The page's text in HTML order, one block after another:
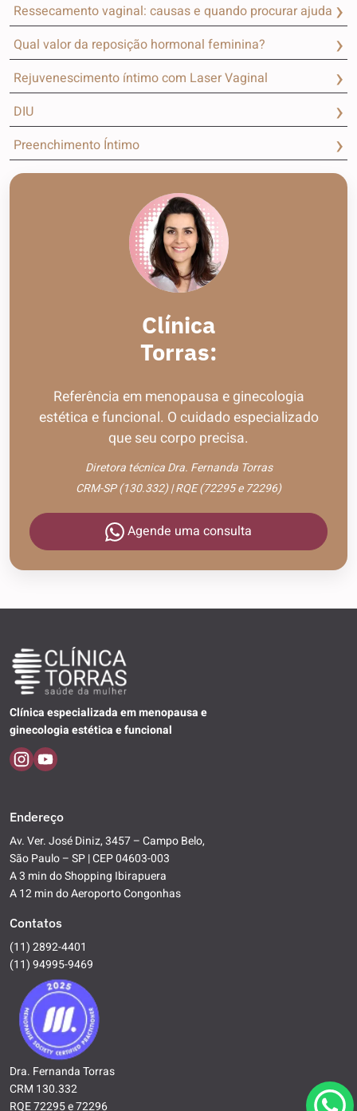
Ressecamento vaginal: causas e quando procurar ajuda
Qual valor da reposição hormonal feminina?
Rejuvenescimento íntimo com Laser Vaginal
DIU
Preenchimento Íntimo
Clínica
Torras:
Referência em menopausa e ginecologia
estética e funcional. O cuidado especializado
que seu corpo precisa.
Diretora técnica Dra. Fernanda Torras
CRM-SP (130.332) | RQE (72295 e 72296)
Agende uma consulta
Clínica especializada em menopausa e
ginecologia estética e funcional
Endereço
Av. Ver. José Diniz, 3457 – Campo Belo,
São Paulo – SP | CEP 04603-003
A 3 min do Shopping Ibirapuera
A 12 min do Aeroporto Congonhas
Contatos
(11) 2892-4401
(11) 94995-9469
Dra. Fernanda Torras
CRM 130.332
RQE 72295 e 72296